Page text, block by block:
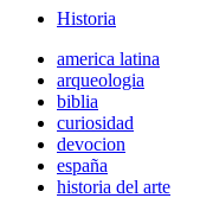
Historia
america latina
arqueologia
biblia
curiosidad
devocion
españa
historia del arte